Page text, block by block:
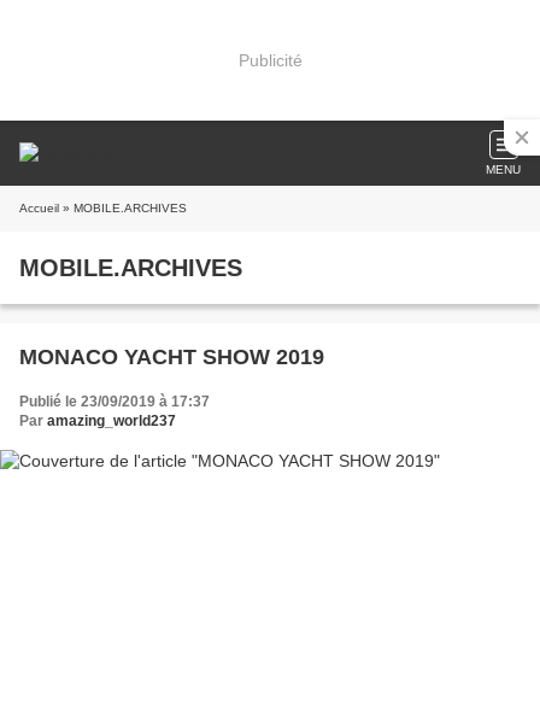
Publicité
MENU
Accueil » MOBILE.ARCHIVES
MOBILE.ARCHIVES
MONACO YACHT SHOW 2019
Publié le 23/09/2019 à 17:37
Par amazing_world237